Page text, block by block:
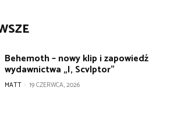
Behemoth – nowy klip i zapowiedź
wydawnictwa „I, Scvlptor”
MATT - 19 CZERWCA, 2026